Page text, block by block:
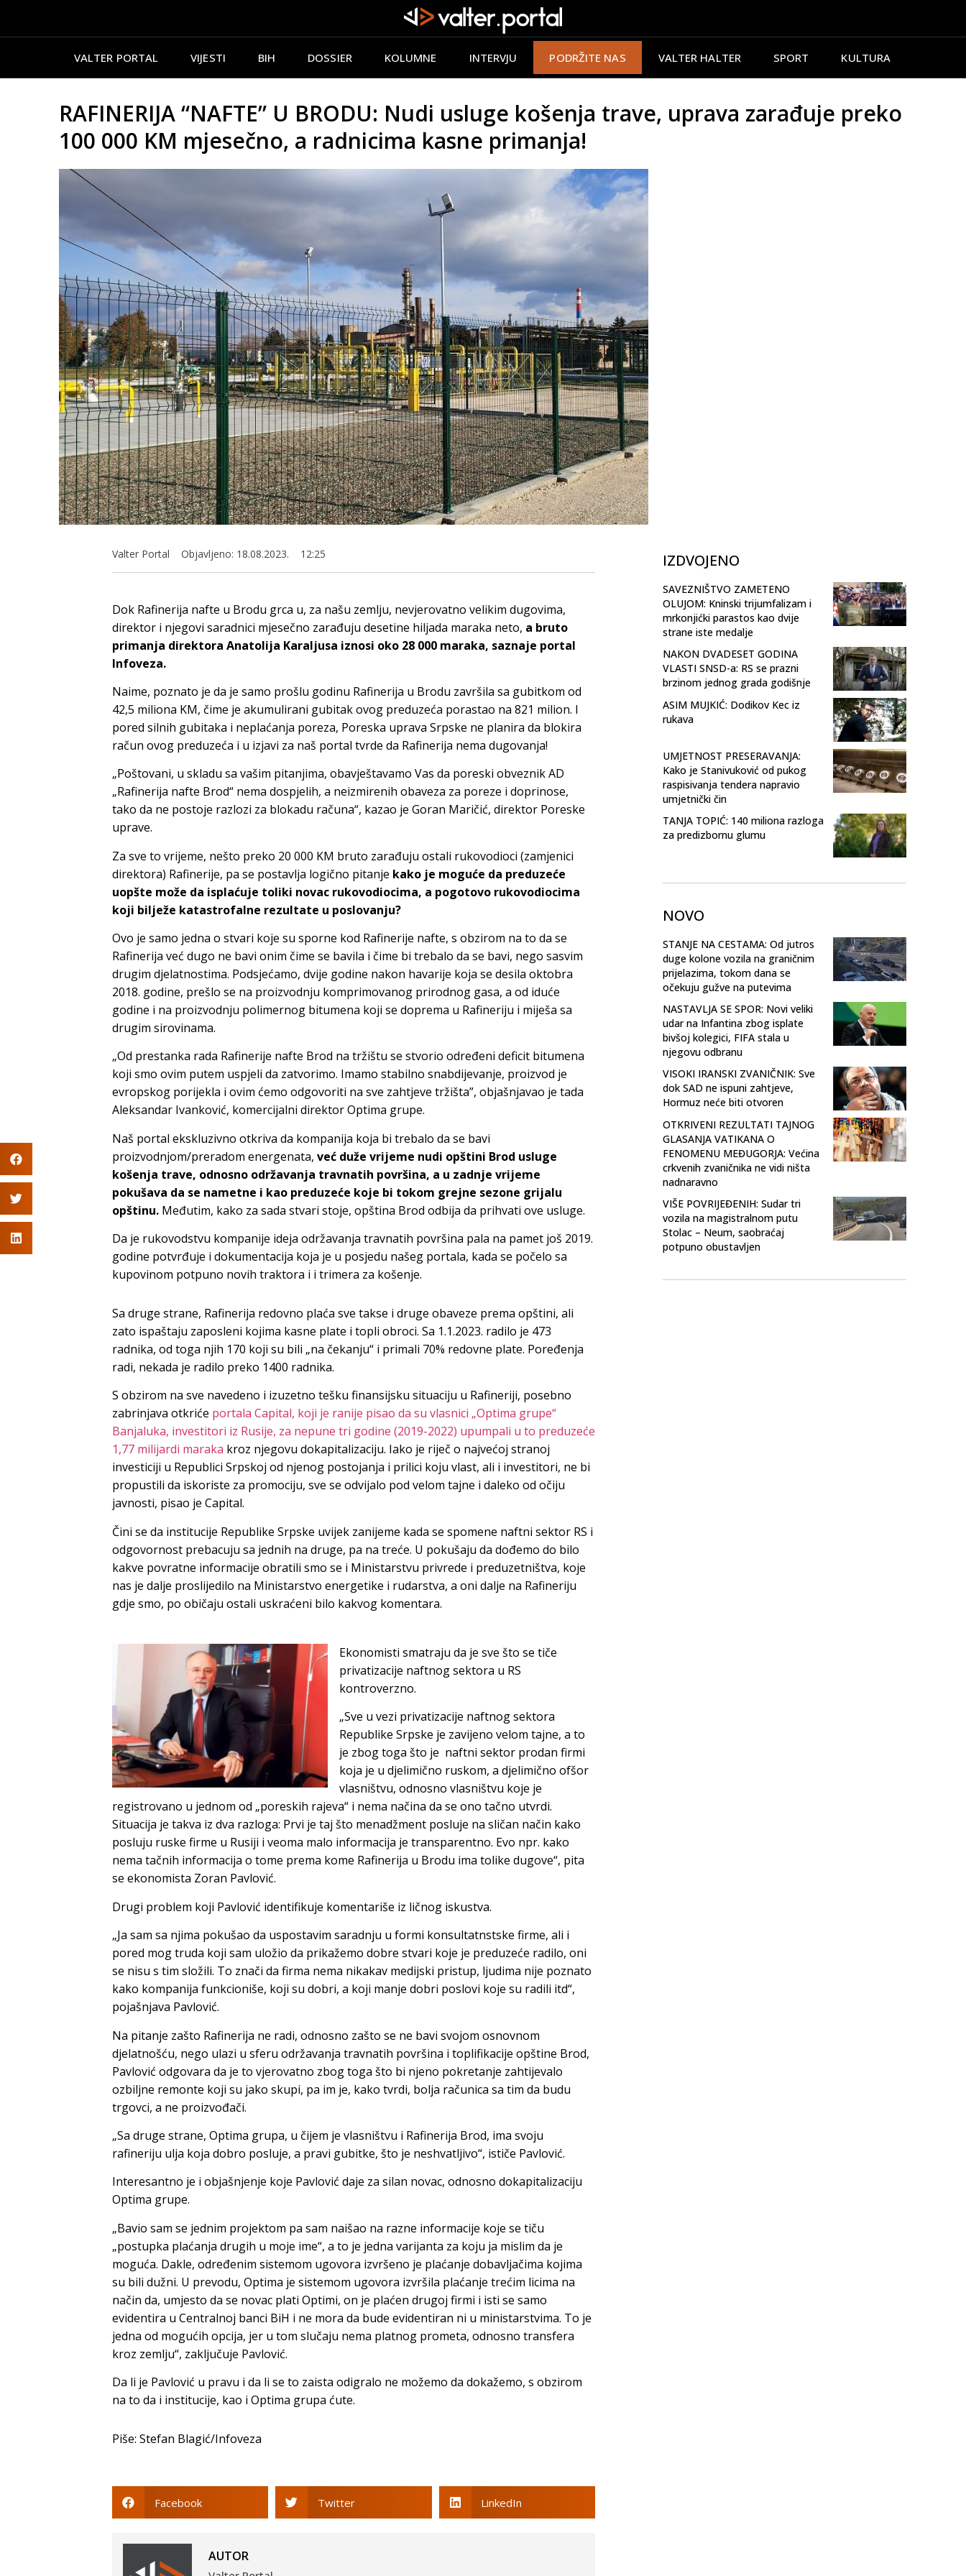
VALTER PORTAL VIJESTI BIH DOSSIER KOLUMNE INTERVJU PODRŽITE NAS VALTER HALTER SPORT KULTURA
RAFINERIJA “NAFTE” U BRODU: Nudi usluge košenja trave, uprava zarađuje preko
100 000 KM mjesečno, a radnicima kasne primanja!
Valter Portal Objavljeno: 18.08.2023. 12:25
Dok Rafinerija nafte u Brodu grca u, za našu zemlju, nevjerovatno velikim dugovima,
direktor i njegovi saradnici mjesečno zarađuju desetine hiljada maraka neto, a bruto
primanja direktora Anatolija Karaljusa iznosi oko 28 000 maraka, saznaje portal
Infoveza.
Naime, poznato je da je samo prošlu godinu Rafinerija u Brodu završila sa gubitkom od
42,5 miliona KM, čime je akumulirani gubitak ovog preduzeća porastao na 821 milion. I
pored silnih gubitaka i neplaćanja poreza, Poreska uprava Srpske ne planira da blokira
račun ovog preduzeća i u izjavi za naš portal tvrde da Rafinerija nema dugovanja!
„Poštovani, u skladu sa vašim pitanjima, obavještavamo Vas da poreski obveznik AD
„Rafinerija nafte Brod“ nema dospjelih, a neizmirenih obaveza za poreze i doprinose,
tako da ne postoje razlozi za blokadu računa“, kazao je Goran Maričić, direktor Poreske
uprave.
Za sve to vrijeme, nešto preko 20 000 KM bruto zarađuju ostali rukovodioci (zamjenici
direktora) Rafinerije, pa se postavlja logično pitanje kako je moguće da preduzeće
uopšte može da isplaćuje toliki novac rukovodiocima, a pogotovo rukovodiocima
koji bilježe katastrofalne rezultate u poslovanju?
Ovo je samo jedna o stvari koje su sporne kod Rafinerije nafte, s obzirom na to da se
Rafinerija već dugo ne bavi onim čime se bavila i čime bi trebalo da se bavi, nego sasvim
drugim djelatnostima. Podsjećamo, dvije godine nakon havarije koja se desila oktobra
2018. godine, prešlo se na proizvodnju komprimovanog prirodnog gasa, a od iduće
godine i na proizvodnju polimernog bitumena koji se doprema u Rafineriju i miješa sa
drugim sirovinama.
„Od prestanka rada Rafinerije nafte Brod na tržištu se stvorio određeni deficit bitumena
koji smo ovim putem uspjeli da zatvorimo. Imamo stabilno snabdijevanje, proizvod je
evropskog porijekla i ovim ćemo odgovoriti na sve zahtjeve tržišta”, objašnjavao je tada
Aleksandar Ivanković, komercijalni direktor Optima grupe.
Naš portal ekskluzivno otkriva da kompanija koja bi trebalo da se bavi
proizvodnjom/preradom energenata, već duže vrijeme nudi opštini Brod usluge
košenja trave, odnosno održavanja travnatih površina, a u zadnje vrijeme
pokušava da se nametne i kao preduzeće koje bi tokom grejne sezone grijalu
opštinu. Međutim, kako za sada stvari stoje, opština Brod odbija da prihvati ove usluge.
Da je rukovodstvu kompanije ideja održavanja travnatih površina pala na pamet još 2019.
godine potvrđuje i dokumentacija koja je u posjedu našeg portala, kada se počelo sa
kupovinom potpuno novih traktora i i trimera za košenje.
Sa druge strane, Rafinerija redovno plaća sve takse i druge obaveze prema opštini, ali
zato ispaštaju zaposleni kojima kasne plate i topli obroci. Sa 1.1.2023. radilo je 473
radnika, od toga njih 170 koji su bili „na čekanju“ i primali 70% redovne plate. Poređenja
radi, nekada je radilo preko 1400 radnika.
S obzirom na sve navedeno i izuzetno tešku finansijsku situaciju u Rafineriji, posebno
zabrinjava otkriće portala Capital, koji je ranije pisao da su vlasnici „Optima grupe“
Banjaluka, investitori iz Rusije, za nepune tri godine (2019-2022) upumpali u to preduzeće
1,77 milijardi maraka kroz njegovu dokapitalizaciju. Iako je riječ o najvećoj stranoj
investiciji u Republici Srpskoj od njenog postojanja i prilici koju vlast, ali i investitori, ne bi
propustili da iskoriste za promociju, sve se odvijalo pod velom tajne i daleko od očiju
javnosti, pisao je Capital.
Čini se da institucije Republike Srpske uvijek zanijeme kada se spomene naftni sektor RS i
odgovornost prebacuju sa jednih na druge, pa na treće. U pokušaju da dođemo do bilo
kakve povratne informacije obratili smo se i Ministarstvu privrede i preduzetništva, koje
nas je dalje proslijedilo na Ministarstvo energetike i rudarstva, a oni dalje na Rafineriju
gdje smo, po običaju ostali uskraćeni bilo kakvog komentara.
Ekonomisti smatraju da je sve što se tiče
privatizacije naftnog sektora u RS
kontroverzno.
„Sve u vezi privatizacije naftnog sektora
Republike Srpske je zavijeno velom tajne, a to
je zbog toga što je naftni sektor prodan firmi
koja je u djelimično ruskom, a djelimično ofšor
vlasništvu, odnosno vlasništvu koje je
registrovano u jednom od „poreskih rajeva“ i nema načina da se ono tačno utvrdi.
Situacija je takva iz dva razloga: Prvi je taj što menadžment posluje na sličan način kako
posluju ruske firme u Rusiji i veoma malo informacija je transparentno. Evo npr. kako
nema tačnih informacija o tome prema kome Rafinerija u Brodu ima tolike dugove“, pita
se ekonomista Zoran Pavlović.
Drugi problem koji Pavlović identifikuje komentariše iz ličnog iskustva.
„Ja sam sa njima pokušao da uspostavim saradnju u formi konsultatnstske firme, ali i
pored mog truda koji sam uložio da prikažemo dobre stvari koje je preduzeće radilo, oni
se nisu s tim složili. To znači da firma nema nikakav medijski pristup, ljudima nije poznato
kako kompanija funkcioniše, koji su dobri, a koji manje dobri poslovi koje su radili itd“,
pojašnjava Pavlović.
Na pitanje zašto Rafinerija ne radi, odnosno zašto se ne bavi svojom osnovnom
djelatnošću, nego ulazi u sferu održavanja travnatih površina i toplifikacije opštine Brod,
Pavlović odgovara da je to vjerovatno zbog toga što bi njeno pokretanje zahtijevalo
ozbiljne remonte koji su jako skupi, pa im je, kako tvrdi, bolja računica sa tim da budu
trgovci, a ne proizvođači.
„Sa druge strane, Optima grupa, u čijem je vlasništvu i Rafinerija Brod, ima svoju
rafineriju ulja koja dobro posluje, a pravi gubitke, što je neshvatljivo“, ističe Pavlović.
Interesantno je i objašnjenje koje Pavlović daje za silan novac, odnosno dokapitalizaciju
Optima grupe.
„Bavio sam se jednim projektom pa sam naišao na razne informacije koje se tiču
„postupka plaćanja drugih u moje ime“, a to je jedna varijanta za koju ja mislim da je
moguća. Dakle, određenim sistemom ugovora izvršeno je plaćanje dobavljačima kojima
su bili dužni. U prevodu, Optima je sistemom ugovora izvršila plaćanje trećim licima na
način da, umjesto da se novac plati Optimi, on je plaćen drugoj firmi i isti se samo
evidentira u Centralnoj banci BiH i ne mora da bude evidentiran ni u ministarstvima. To je
jedna od mogućih opcija, jer u tom slučaju nema platnog prometa, odnosno transfera
kroz zemlju“, zaključuje Pavlović.
Da li je Pavlović u pravu i da li se to zaista odigralo ne možemo da dokažemo, s obzirom
na to da i institucije, kao i Optima grupa ćute.
Piše: Stefan Blagić/Infoveza
Facebook Twitter LinkedIn
AUTOR
IZDVOJENO
SAVEZNIŠTVO ZAMETENO
OLUJOM: Kninski trijumfalizam i
mrkonjićki parastos kao dvije
strane iste medalje
NAKON DVADESET GODINA
VLASTI SNSD-a: RS se prazni
brzinom jednog grada godišnje
ASIM MUJKIĆ: Dodikov Kec iz
rukava
UMJETNOST PRESERAVANJA:
Kako je Stanivuković od pukog
raspisivanja tendera napravio
umjetnički čin
TANJA TOPIĆ: 140 miliona razloga
za predizbornu glumu
NOVO
STANJE NA CESTAMA: Od jutros
duge kolone vozila na graničnim
prijelazima, tokom dana se
očekuju gužve na putevima
NASTAVLJA SE SPOR: Novi veliki
udar na Infantina zbog isplate
bivšoj kolegici, FIFA stala u
njegovu odbranu
VISOKI IRANSKI ZVANIČNIK: Sve
dok SAD ne ispuni zahtjeve,
Hormuz neće biti otvoren
OTKRIVENI REZULTATI TAJNOG
GLASANJA VATIKANA O
FENOMENU MEĐUGORJA: Većina
crkvenih zvaničnika ne vidi ništa
nadnaravno
VIŠE POVRIJEĐENIH: Sudar tri
vozila na magistralnom putu
Stolac – Neum, saobraćaj
potpuno obustavljen